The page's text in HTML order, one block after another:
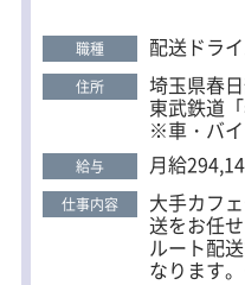
く、効率よく働ける環境です。 ■体の
長く続けられる 使用車
降ろしはカート＋パワ
手降ろしはありません
長く働きたい経験者にも
も働き方も安定 週休2
能。 ライフスタイルに
安定した仕事量と待遇
い」ドライバーの転職
職種 配送ドラ
住所 埼玉県春
東武鉄道
※車・バ
給与 月給
仕事内容 大手カフ
送をお任せ
ルート配
なります。